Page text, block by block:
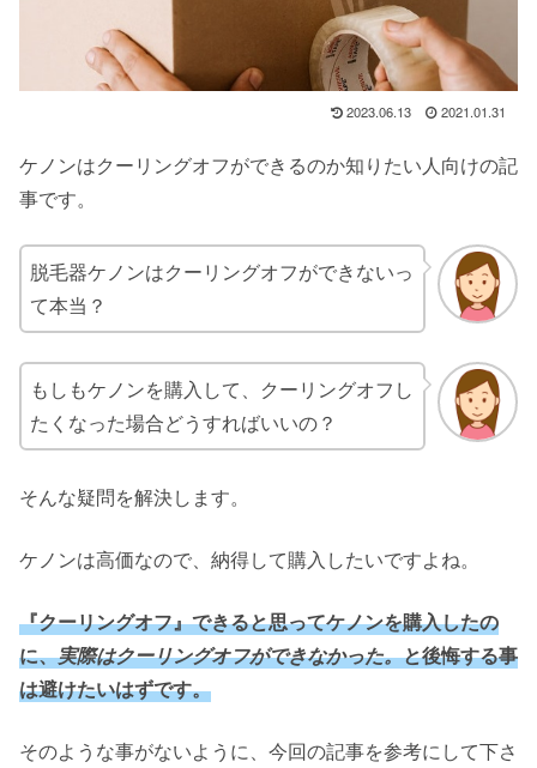
2023.06.13 2021.01.31
ケノンはクーリングオフができるのか知りたい人向けの記
事です。
脱毛器ケノンはクーリングオフができないっ
て本当？
もしもケノンを購入して、クーリングオフし
たくなった場合どうすればいいの？
そんな疑問を解決します。
ケノンは高価なので、納得して購入したいですよね。
『クーリングオフ』できると思ってケノンを購入したの
に、実際はクーリングオフができなかった。と後悔する事
は避けたいはずです。
そのような事がないように、今回の記事を参考にして下さ